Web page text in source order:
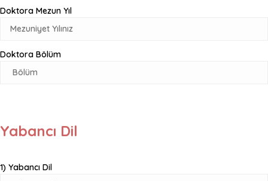
Doktora Mezun Yıl
Doktora Bölüm
Yabancı Dil
1) Yabancı Dil